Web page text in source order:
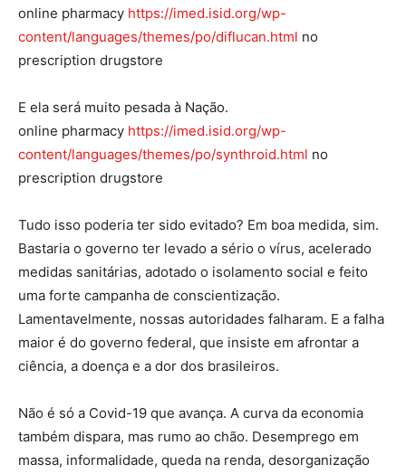
online pharmacy https://imed.isid.org/wp-
content/languages/themes/po/diflucan.html no
prescription drugstore
E ela será muito pesada à Nação.
online pharmacy https://imed.isid.org/wp-
content/languages/themes/po/synthroid.html no
prescription drugstore
Tudo isso poderia ter sido evitado? Em boa medida, sim.
Bastaria o governo ter levado a sério o vírus, acelerado
medidas sanitárias, adotado o isolamento social e feito
uma forte campanha de conscientização.
Lamentavelmente, nossas autoridades falharam. E a falha
maior é do governo federal, que insiste em afrontar a
ciência, a doença e a dor dos brasileiros.
Não é só a Covid-19 que avança. A curva da economia
também dispara, mas rumo ao chão. Desemprego em
massa, informalidade, queda na renda, desorganização